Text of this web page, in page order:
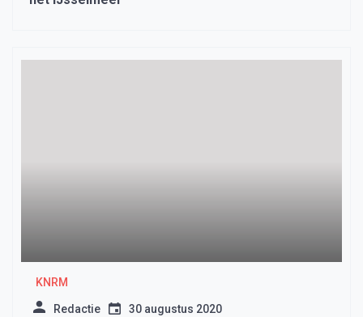
KNRM
Redactie 30 augustus 2020